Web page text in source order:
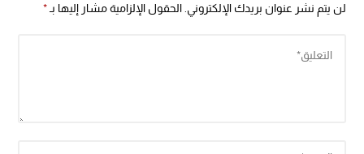
لن يتم نشر عنوان بريدك الإلكتروني. الحقول الإلزامية مشار إليها بـ*